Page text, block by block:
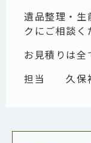
遺品整理・生
クにご相談く
お見積りは全
担当 久保